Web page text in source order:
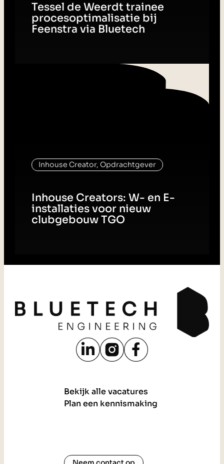
Tessel de Weerdt trainee
procesoptimalisatie bij
Feenstra via Bluetech
Inhouse Creator, Opdrachtgever
Inhouse Creators: W- en E-
installaties voor nieuw
clubgebouw TGO
Bekijk alle vacatures
Plan een kennismaking